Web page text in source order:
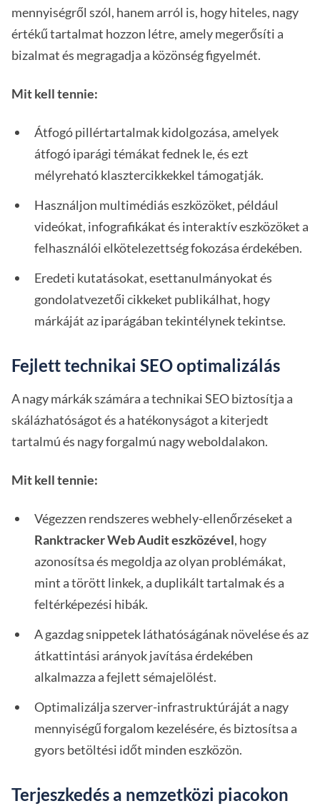
mennyiségről szól, hanem arról is, hogy hiteles, nagy
értékű tartalmat hozzon létre, amely megerősíti a
bizalmat és megragadja a közönség figyelmét.
Mit kell tennie:
Átfogó pillértartalmak kidolgozása, amelyek
átfogó iparági témákat fednek le, és ezt
mélyreható klasztercikkekkel támogatják.
Használjon multimédiás eszközöket, például
videókat, infografikákat és interaktív eszközöket a
felhasználói elkötelezettség fokozása érdekében.
Eredeti kutatásokat, esettanulmányokat és
gondolatvezetői cikkeket publikálhat, hogy
márkáját az iparágában tekintélynek tekintse.
Fejlett technikai SEO optimalizálás
A nagy márkák számára a technikai SEO biztosítja a
skálázhatóságot és a hatékonyságot a kiterjedt
tartalmú és nagy forgalmú nagy weboldalakon.
Mit kell tennie:
Végezzen rendszeres webhely-ellenőrzéseket a
Ranktracker Web Audit eszközével, hogy
azonosítsa és megoldja az olyan problémákat,
mint a törött linkek, a duplikált tartalmak és a
feltérképezési hibák.
A gazdag snippetek láthatóságának növelése és az
átkattintási arányok javítása érdekében
alkalmazza a fejlett sémajelölést.
Optimalizálja szerver-infrastruktúráját a nagy
mennyiségű forgalom kezelésére, és biztosítsa a
gyors betöltési időt minden eszközön.
Terjeszkedés a nemzetközi piacokon